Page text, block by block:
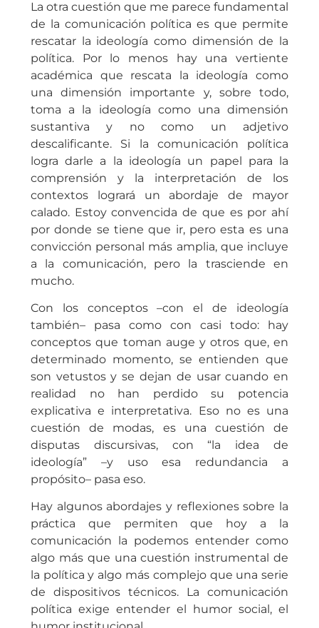
La otra cuestión que me parece fundamental
de la comunicación política es que permite
rescatar la ideología como dimensión de la
política. Por lo menos hay una vertiente
académica que rescata la ideología como
una dimensión importante y, sobre todo,
toma a la ideología como una dimensión
sustantiva y no como un adjetivo
descalificante. Si la comunicación política
logra darle a la ideología un papel para la
comprensión y la interpretación de los
contextos logrará un abordaje de mayor
calado. Estoy convencida de que es por ahí
por donde se tiene que ir, pero esta es una
convicción personal más amplia, que incluye
a la comunicación, pero la trasciende en
mucho.
Con los conceptos –con el de ideología
también– pasa como con casi todo: hay
conceptos que toman auge y otros que, en
determinado momento, se entienden que
son vetustos y se dejan de usar cuando en
realidad no han perdido su potencia
explicativa e interpretativa. Eso no es una
cuestión de modas, es una cuestión de
disputas discursivas, con “la idea de
ideología” –y uso esa redundancia a
propósito– pasa eso.
Hay algunos abordajes y reflexiones sobre la
práctica que permiten que hoy a la
comunicación la podemos entender como
algo más que una cuestión instrumental de
la política y algo más complejo que una serie
de dispositivos técnicos. La comunicación
política exige entender el humor social, el